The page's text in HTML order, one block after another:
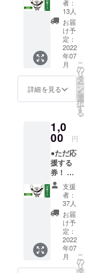
いのだ
けど応
援して
くださ
る方、
リター
ンはい
らない
という
ご機嫌
な方！
な、あ
なたの
心意気
に感謝
いたし
ま
す！！
！ イベ
ント終
了後、
井上鉄
平がイ
ラスト
付きお
礼メー
ルを送
者：
13人
お届
け予
定：
2022
年07
月
詳細を見る
こ
の
リ
タ
ー
ン
を
選
択
す
る
1,0
00 円
●ただ応
援する
券！ ※
会場に
来れな
いのだ
けど応
援して
くださ
る方、
リター
ンはい
らない
支援
者：
37人
お届
け予
定：
2022
年07
月
こ
の
リ